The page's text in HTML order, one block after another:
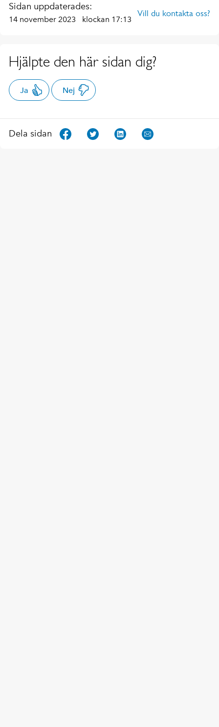
Sidan uppdaterades:
14 november 2023 klockan 17:13
Vill du kontakta oss?
Hjälpte den här sidan dig?
Ja Nej
Dela sidan